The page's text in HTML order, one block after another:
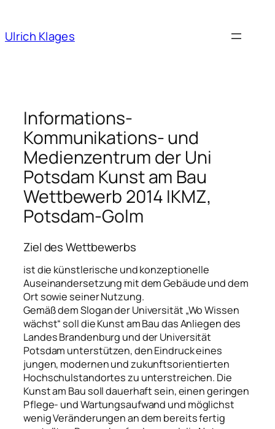
Ulrich Klages
Informations-
Kommunikations- und
Medienzentrum der Uni
Potsdam Kunst am Bau
Wettbewerb 2014 IKMZ,
Potsdam-Golm
Ziel des Wettbewerbs
ist die künstlerische und konzeptionelle
Auseinandersetzung mit dem Gebäude und dem
Ort sowie seiner Nutzung.
Gemäß dem Slogan der Universität „Wo Wissen
wächst“ soll die Kunst am Bau das Anliegen des
Landes Brandenburg und der Universität
Potsdam unterstützen, den Eindruck eines
jungen, modernen und zukunftsorientierten
Hochschulstandortes zu unterstreichen. Die
Kunst am Bau soll dauerhaft sein, einen geringen
Pflege- und Wartungsaufwand und möglichst
wenig Veränderungen an dem bereits fertig